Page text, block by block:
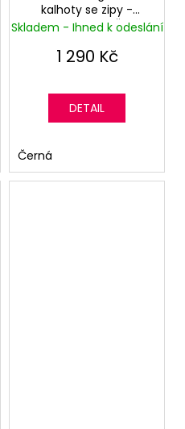
kalhoty se zipy -
Normální pas - Černá
Skladem - Ihned k odeslání
1 290 Kč
DETAIL
Černá